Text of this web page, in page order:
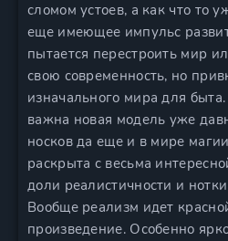
сломом устоев, а как что то
еще имеющее импульс
пытается перестроить мир
свою современность, но
изначального мира для
важна новая модель уже
носков да еще и в мире
раскрыта с весьма
доли реалистичности и
Вообще реализм идет
произведение. Особенно